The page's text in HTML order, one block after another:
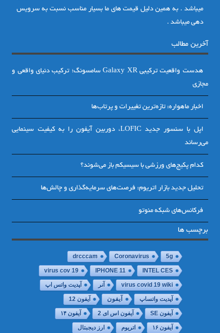
میباشد . به همین دلیل قیمت های ما بسیار مناسب نسبت به سرویس
دهی میباشد .
آخرین مطالب
هدست واقعیت ترکیبی Galaxy XR سامسونگ؛ ترکیب دنیای واقعی و
مجازی
اخبار ماهواره: تازه‌ترین تغییرات و پرتاب‌ها
اپل با سنسور جدید LOFIC، دوربین آیفون را به کیفیت سینمایی
می‌رساند
کدام پکیج‌های ورزشی با سیسیکم باز می‌شوند؟
تحلیل جدید بازار اتریوم: فرصت‌های سرمایه‌گذاری و چالش‌ها
فرکانس‌های شبکه منوتو
برچسب ها
5g
Coronavirus
drcccam
INTEL CES
IPHONE 11
virus cov 19
virus covid 19 wiki آنر آپدیت واتس اپ
آپدیت واتساپ آیفون آیفون 12
آیفون SE آیفون اس ای 2 آیفون ۱۴
آیفون ۱۶ اتریوم ارز دیجبتال